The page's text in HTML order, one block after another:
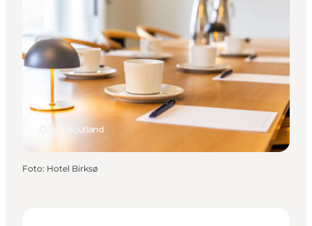
Ry, Ostjütland
Foto: Hotel Birksø